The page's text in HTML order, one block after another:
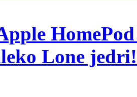
Lone jedri!